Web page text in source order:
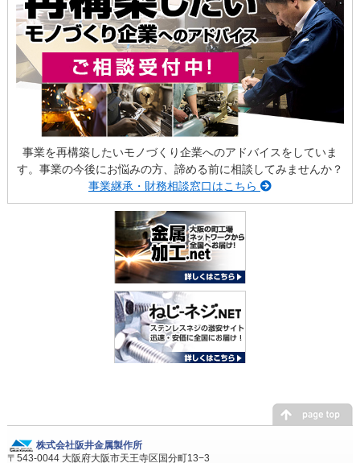
事業を再構築したいモノづくり企業へのアドバイスをしていま
す。事業の今後にお悩みの方、諦める前に相談してみませんか？
事業継承・財務相談窓口はこちら
株式会社阪井金属製作所
〒543-0044 大阪府大阪市天王寺区国分町13−3